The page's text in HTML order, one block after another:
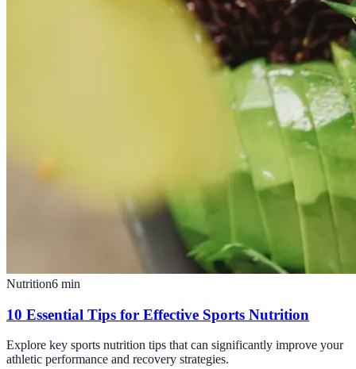
Nutrition6 min
10 Essential Tips for Effective Sports Nutrition
Explore key sports nutrition tips that can significantly improve your
athletic performance and recovery strategies.